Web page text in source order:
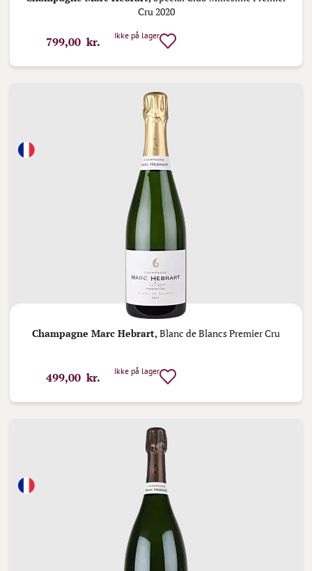
Cru 2020
799,00 kr. Ikke på lager
Champagne Marc Hebrart,Blanc de Blancs Premier Cru
499,00 kr. Ikke på lager